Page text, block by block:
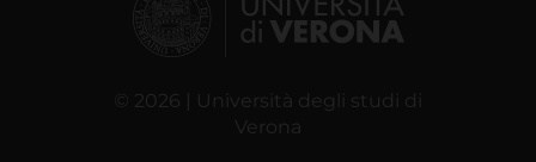
© 2026 | Università degli studi di
Verona